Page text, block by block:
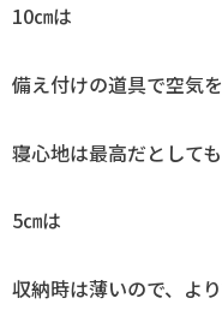
10㎝は
備え付けの道具で空気
寝心地は最高だとして
5㎝は
収納時は薄いので、より